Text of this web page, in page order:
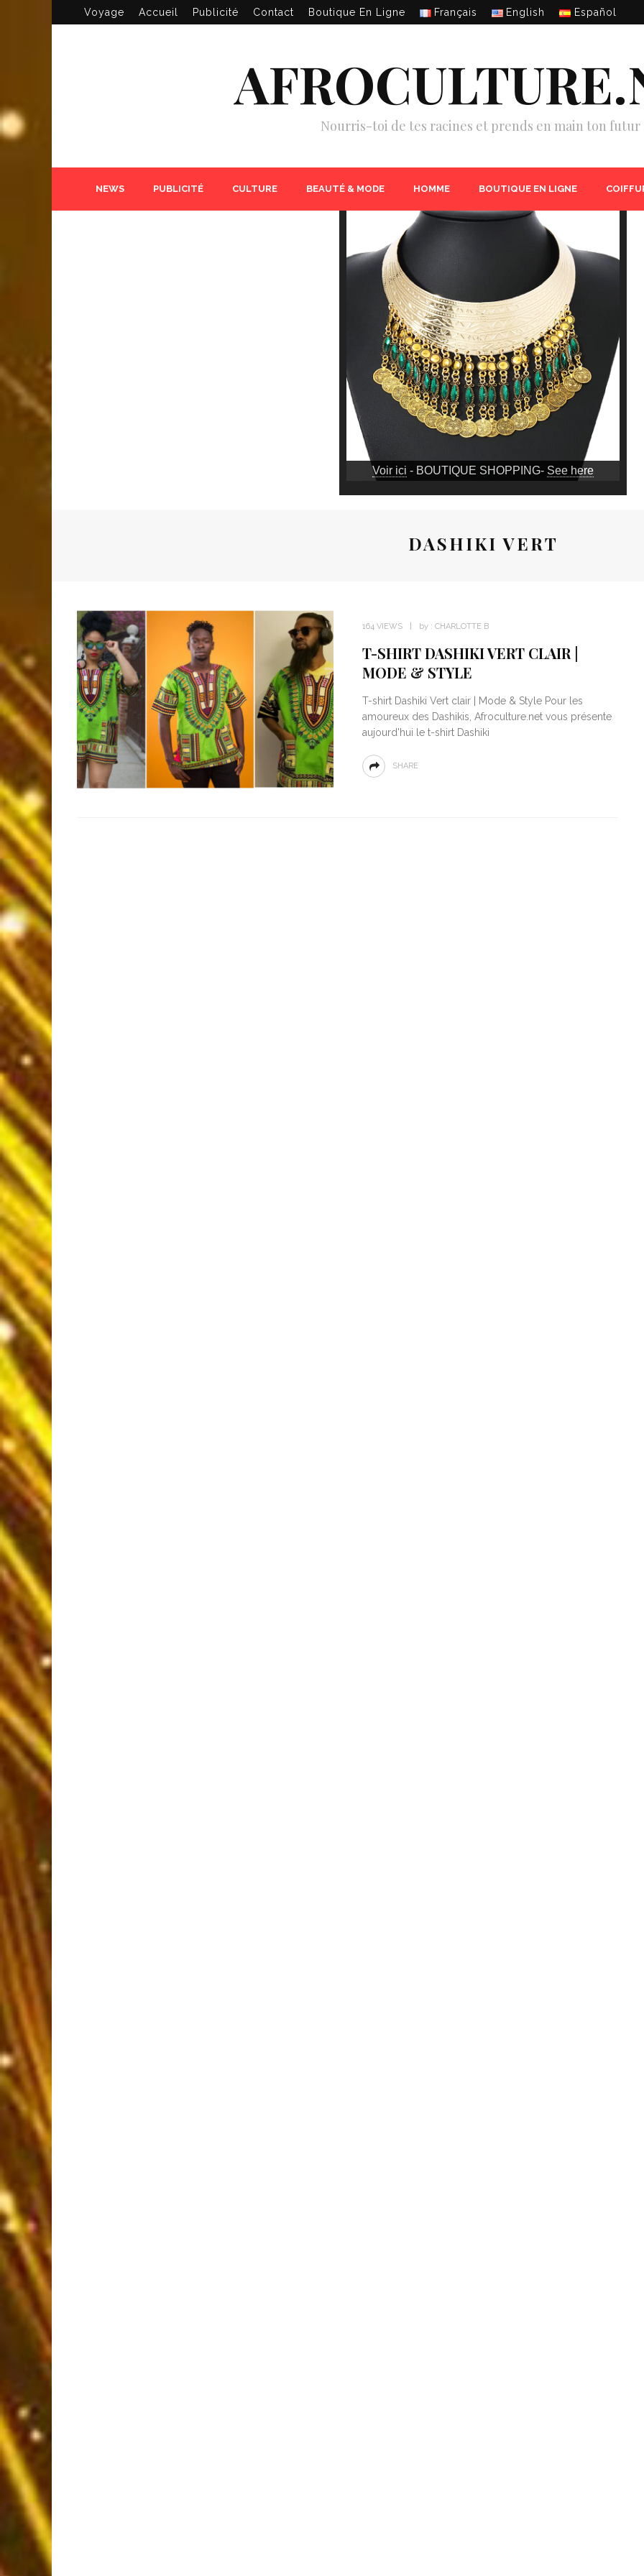
Voyage Accueil Publicité Contact Boutique En Ligne Français English Español
Nourris-toi de tes racines et prends en main ton futur
NEWS PUBLICITÉ CULTURE BEAUTÉ & MODE HOMME BOUTIQUE EN LIGNE
Voir ici - BOUTIQUE SHOPPING- See here
DASHIKI VERT
164 VIEWS by : CHARLOTTE B
T-SHIRT DASHIKI VERT CLAIR |
MODE & STYLE
T-shirt Dashiki Vert clair | Mode & Style Pour les
amoureux des Dashikis, Afroculture.net vous présente
aujourd'hui le t-shirt Dashiki
SHARE